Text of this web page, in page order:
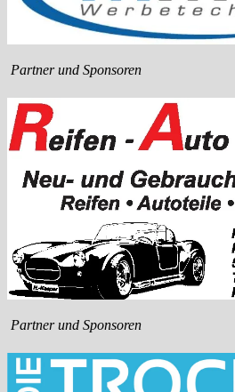
Partner und Sponsoren
Partner und Sponsoren